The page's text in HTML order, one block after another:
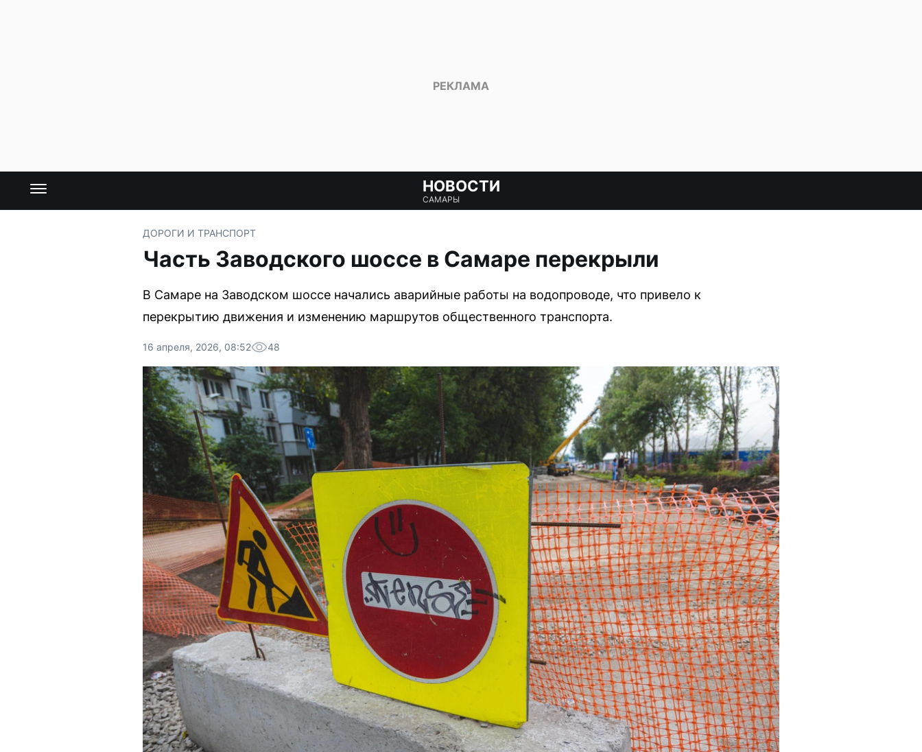
НОВОСТИ
САМАРЫ
ДОРОГИ И ТРАНСПОРТ
Часть Заводского шоссе в Самаре перекрыли
В Самаре на Заводском шоссе начались аварийные работы на водопроводе, что привело к
перекрытию движения и изменению маршрутов общественного транспорта.
16 апреля, 2026, 08:52 48